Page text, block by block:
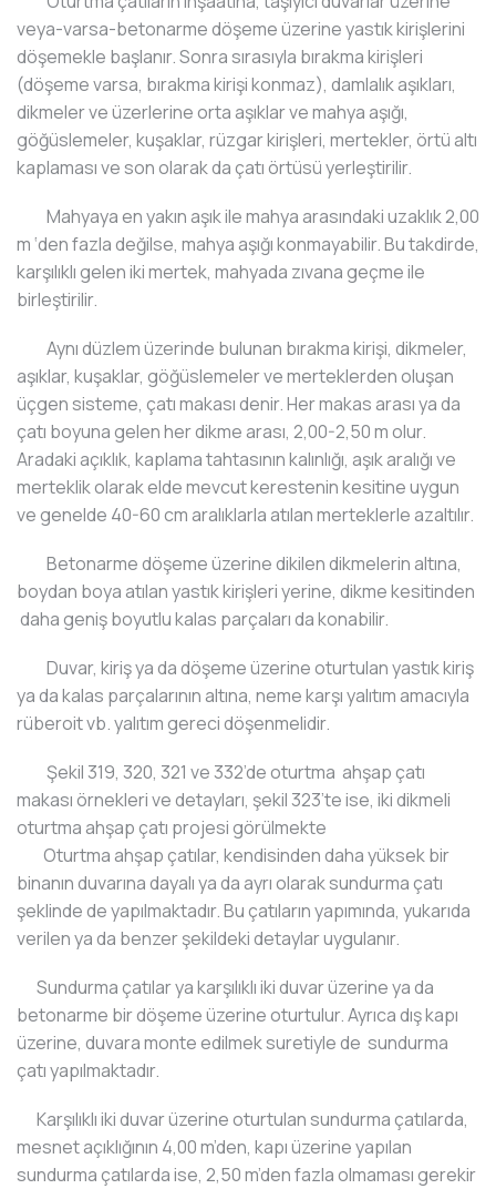
veya-varsa-betonarme döşeme üzerine yastık kirişlerini
döşemekle başlanır. Sonra sırasıyla bırakma kirişleri
(döşeme varsa, bırakma kirişi konmaz), damlalık aşıkları,
dikmeler ve üzerlerine orta aşıklar ve mahya aşığı,
göğüslemeler, kuşaklar, rüzgar kirişleri, mertekler, örtü altı
kaplaması ve son olarak da çatı örtüsü yerleştirilir.
Mahyaya en yakın aşık ile mahya arasındaki uzaklık 2,00
m ‘den fazla değilse, mahya aşığı konmayabilir. Bu takdirde,
karşılıklı gelen iki mertek, mahyada zıvana geçme ile
birleştirilir.
Aynı düzlem üzerinde bulunan bırakma kirişi, dikmeler,
aşıklar, kuşaklar, göğüslemeler ve merteklerden oluşan
üçgen sisteme, çatı makası denir. Her makas arası ya da
çatı boyuna gelen her dikme arası, 2,00-2,50 m olur.
Aradaki açıklık, kaplama tahtasının kalınlığı, aşık aralığı ve
merteklik olarak elde mevcut kerestenin kesitine uygun
ve genelde 40-60 cm aralıklarla atılan merteklerle azaltılır.
Betonarme döşeme üzerine dikilen dikmelerin altına,
boydan boya atılan yastık kirişleri yerine, dikme kesitinden
daha geniş boyutlu kalas parçaları da konabilir.
Duvar, kiriş ya da döşeme üzerine oturtulan yastık kiriş
ya da kalas parçalarının altına, neme karşı yalıtım amacıyla
rüberoit vb. yalıtım gereci döşenmelidir.
Şekil 319, 320, 321 ve 332’de oturtma ahşap çatı
makası örnekleri ve detayları, şekil 323’te ise, iki dikmeli
oturtma ahşap çatı projesi görülmekte
Oturtma ahşap çatılar, kendisinden daha yüksek bir
binanın duvarına dayalı ya da ayrı olarak sundurma çatı
şeklinde de yapılmaktadır. Bu çatıların yapımında, yukarıda
verilen ya da benzer şekildeki detaylar uygulanır.
Sundurma çatılar ya karşılıklı iki duvar üzerine ya da
betonarme bir döşeme üzerine oturtulur. Ayrıca dış kapı
üzerine, duvara monte edilmek suretiyle de sundurma
çatı yapılmaktadır.
Karşılıklı iki duvar üzerine oturtulan sundurma çatılarda,
mesnet açıklığının 4,00 m’den, kapı üzerine yapılan
sundurma çatılarda ise, 2,50 m’den fazla olmaması gerekir